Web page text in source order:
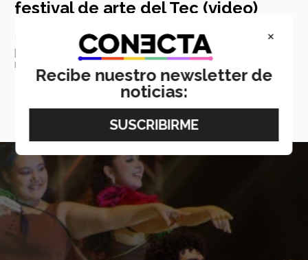
festival de arte del Tec (video)
Marian González es una artista con una voz
privilegiada, que ganó en el festival VIBRART 2025 el
reconocimiento como Personalidad Vocal.
VER MÁS navigate_next
Imagen
principal
×
Recibe nuestro newsletter de
noticias: